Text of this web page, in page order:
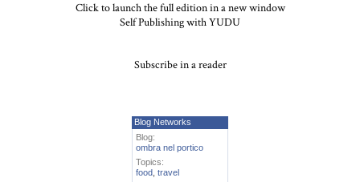
Click to launch the full edition in a new window
Self Publishing with YUDU
Subscribe in a reader
Blog Networks
Blog:
ombra nel portico
Topics:
food travel